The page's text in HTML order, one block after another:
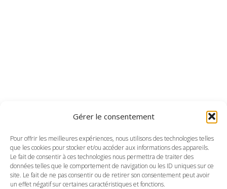
Gérer le consentement
Pour offrir les meilleures expériences, nous utilisons des technologies telles
que les cookies pour stocker et/ou accéder aux informations des appareils.
Le fait de consentir à ces technologies nous permettra de traiter des
données telles que le comportement de navigation ou les ID uniques sur ce
site. Le fait de ne pas consentir ou de retirer son consentement peut avoir
un effet négatif sur certaines caractéristiques et fonctions.